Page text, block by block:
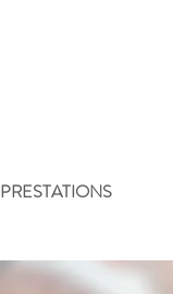
PRESTATIONS